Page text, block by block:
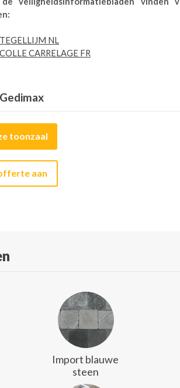
NL
CARRELAGE FR
toonzaal
aan
Import blauwe
steen